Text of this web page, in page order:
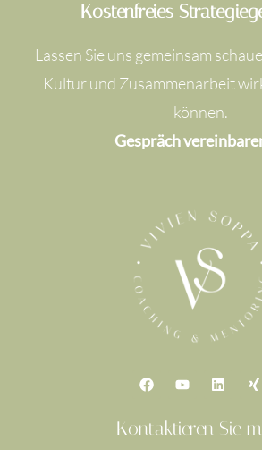
Kostenfreies
Lassen Sie uns gemeinsam
Kultur und Zusammenarbeit
können.
Gespräch
F
a
b
Y
o
u
L
i
k
e
X
i
Kontaktieren Sie